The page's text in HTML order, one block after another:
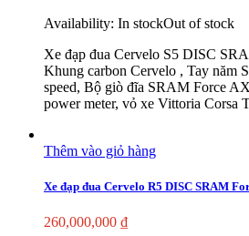
Availability: In stockOut of stock
Xe đạp đua Cervelo S5 DISC
Khung carbon Cervelo , Tay năm
speed, Bộ giò đĩa SRAM Force
power meter, vỏ xe Vittoria Corsa
Thêm vào giỏ hàng
Xe đạp đua Cervelo R5 DISC SRAM
260,000,000 ₫